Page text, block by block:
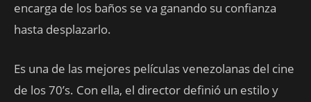
encarga de los baños se va ganando su confianza
hasta desplazarlo.
Es una de las mejores películas venezolanas del cine
de los 70’s. Con ella, el director definió un estilo y